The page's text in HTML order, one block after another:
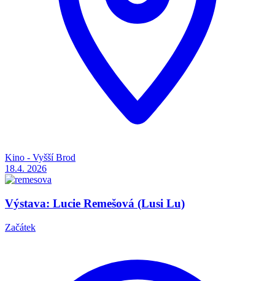
Kino - Vyšší Brod
18.4. 2026
Výstava: Lucie Remešová (Lusi Lu)
Začátek